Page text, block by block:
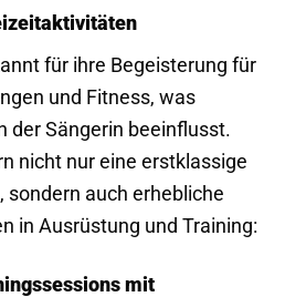
für ihre Begeisterung für
und Fitness, was
der Sängerin beeinflusst.
nicht nur eine erstklassige
sondern auch erhebliche
in Ausrüstung und Training:
mit